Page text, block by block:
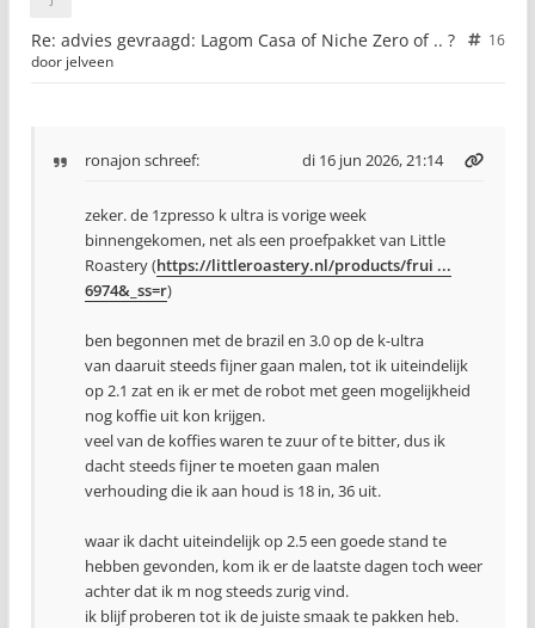
Re: advies gevraagd: Lagom Casa of Niche Zero of .. ?
16
door jelveen
ronajon schreef: di 16 jun 2026, 21:14
zeker. de 1zpresso k ultra is vorige week
binnengekomen, net als een proefpakket van Little
Roastery (https://littleroastery.nl/products/frui ...
6974&_ss=r)
ben begonnen met de brazil en 3.0 op de k-ultra
van daaruit steeds fijner gaan malen, tot ik uiteindelijk
op 2.1 zat en ik er met de robot met geen mogelijkheid
nog koffie uit kon krijgen.
veel van de koffies waren te zuur of te bitter, dus ik
dacht steeds fijner te moeten gaan malen
verhouding die ik aan houd is 18 in, 36 uit.
waar ik dacht uiteindelijk op 2.5 een goede stand te
hebben gevonden, kom ik er de laatste dagen toch weer
achter dat ik m nog steeds zurig vind.
ik blijf proberen tot ik de juiste smaak te pakken heb.